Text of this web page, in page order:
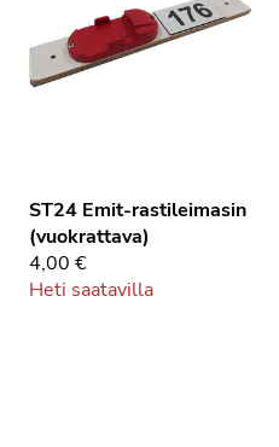
ST24 Emit-rastileimasin
(vuokrattava)
4,00 €
Heti saatavilla